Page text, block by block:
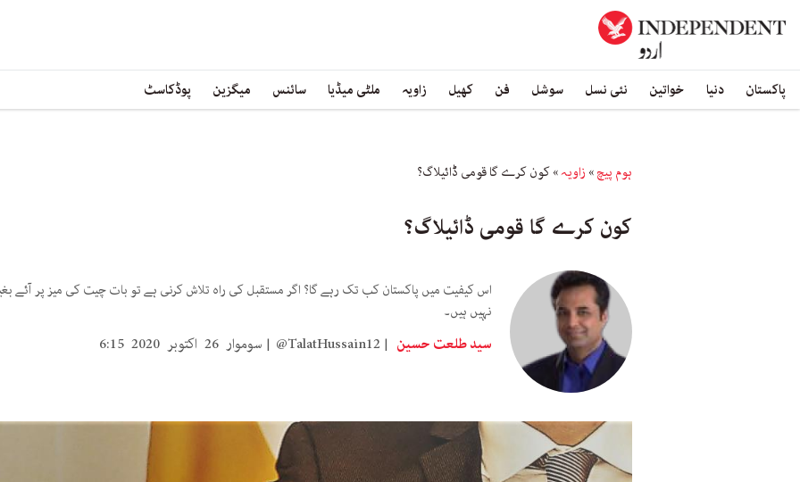
پاکستان دنیا خواتین نئی نسل سوشل فن کھیل زاویہ ملٹی میڈیا سائنس میگزین پوڈکاسٹ
ہوم پیچ» زاویہ»کون کرے گا قومی ڈائیلاگ؟
کون کرے گا قومی ڈائیلاگ؟
اس کیفیت میں پاکستان کب تک رہے گا؟ اگر مستقبل کی راہ تلاش کرنی ہے تو بات چیت کی میز پر آئے
نہیں ہیں۔
سید طلعت حسین @TalatHussain12 سوموار 26 اکتوبر 2020 6:15